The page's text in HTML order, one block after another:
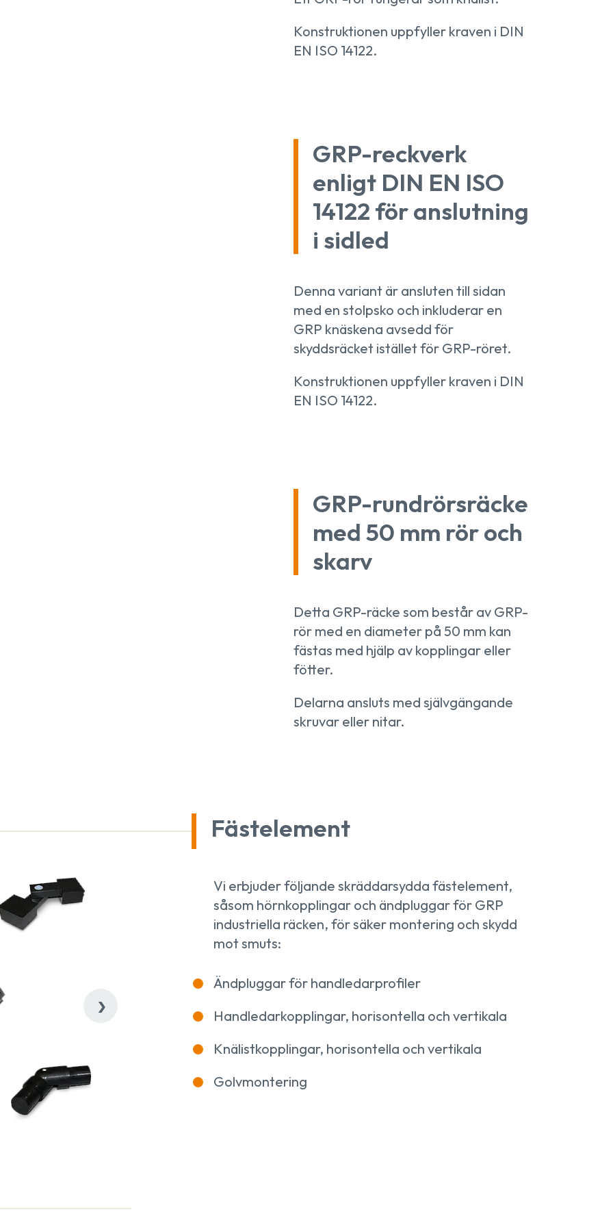
Konstruktionen uppfyller kraven i DIN
EN ISO 14122.
GRP-reckverk
enligt DIN EN ISO
14122 för anslutning
i sidled
Denna variant är ansluten till sidan
med en stolpsko och inkluderar en
GRP knäskena avsedd för
skyddsräcket istället för GRP-röret.
Konstruktionen uppfyller kraven i DIN
EN ISO 14122.
GRP-rundrörsräcke
med 50 mm rör och
skarv
Detta GRP-räcke som består av GRP-
rör med en diameter på 50 mm kan
fästas med hjälp av kopplingar eller
fötter.
Delarna ansluts med självgängande
skruvar eller nitar.
›
Fästelement
Vi erbjuder följande skräddarsydda fästelement,
såsom hörnkopplingar och ändpluggar för GRP
industriella räcken, för säker montering och skydd
mot smuts:
Ändpluggar för handledarprofiler
Handledarkopplingar, horisontella och vertikala
Knälistkopplingar, horisontella och vertikala
Golvmontering